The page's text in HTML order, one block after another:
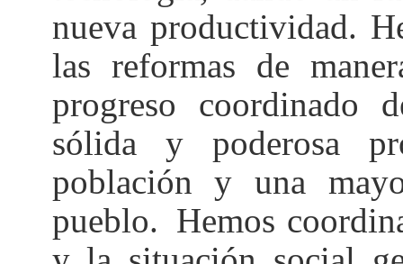
nueva productividad.
las reformas de
progreso coordinado
sólida y poderosa
población y una
pueblo. Hemos